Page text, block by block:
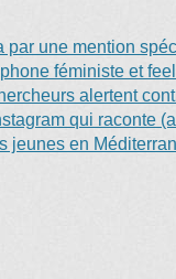
par une mention
féministe et
alertent
qui raconte
jeunes en